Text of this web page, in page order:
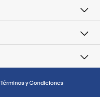
Términos y Condiciones